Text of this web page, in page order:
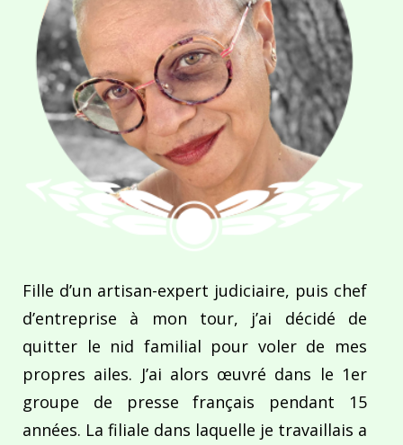
Fille d’un artisan-expert judiciaire, puis chef
d’entreprise à mon tour, j’ai décidé de
quitter le nid familial pour voler de mes
propres ailes. J’ai alors œuvré dans le 1er
groupe de presse français pendant 15
années. La filiale dans laquelle je travaillais a